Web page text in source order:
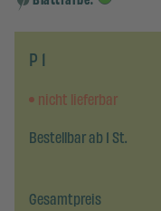
P 1
nicht lieferbar
Bestellbar ab 1 St.
Gesamtpreis